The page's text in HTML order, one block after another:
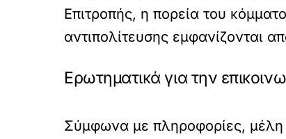
Επιτροπής, η πορεία του
αντιπολίτευσης εμφανίζονται
Ερωτηματικά για την
Σύμφωνα με πληροφορίες, μέλη